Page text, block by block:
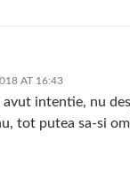
AT 16:43
avut intentie, nu
tot putea sa-si